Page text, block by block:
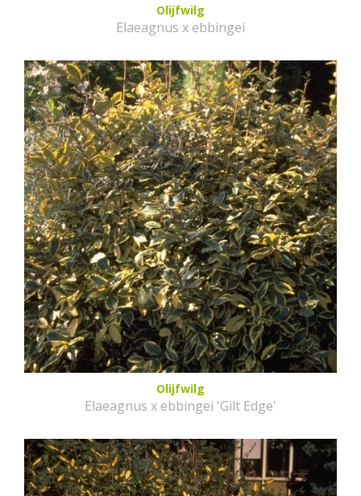
Olijfwilg
Elaeagnus x ebbingei
Olijfwilg
Elaeagnus x ebbingei 'Gilt Edge'